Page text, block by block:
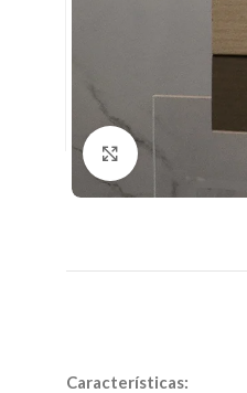
Clic para ampliar
Características: